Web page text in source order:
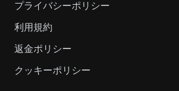
プライバシーポリシー
利用規約
返金ポリシー
クッキーポリシー